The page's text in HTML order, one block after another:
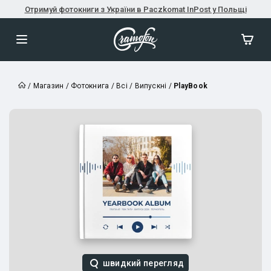
Отримуй фотокниги з України в Paczkomat InPost у Польщі
/ Магазин / Фотокнига / Всі / Випускні / PlayBook
швидкий перегляд